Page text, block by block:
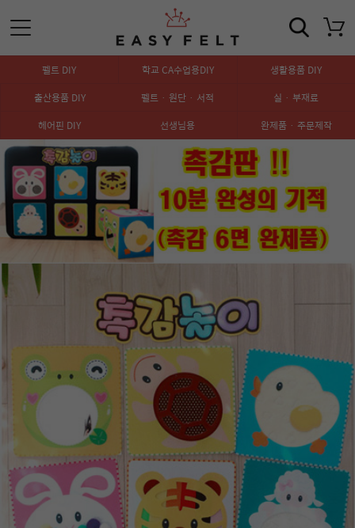
펠트 DIY 학교 CA수업용DIY
생활용품 DIY
출산용품 DIY
펠트 · 원단 · 서적
실 · 부재료
헤어핀 DIY
선생님용 완제품 · 주문제작